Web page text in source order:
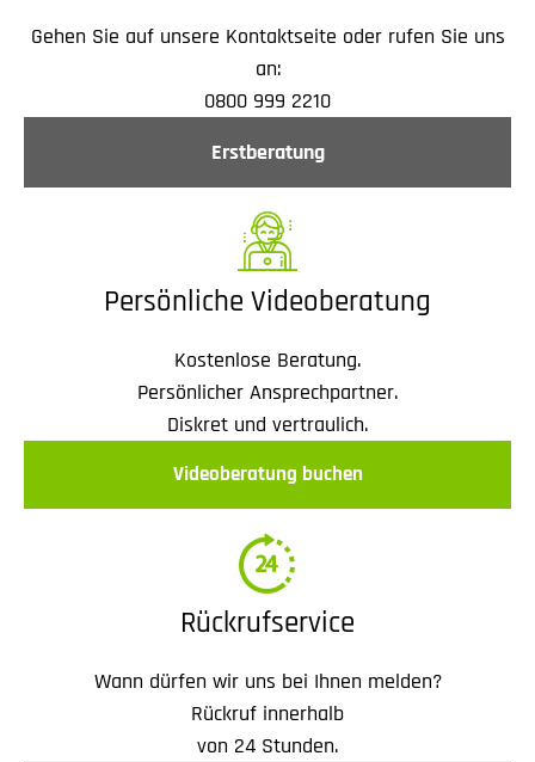
Gehen Sie auf unsere Kontaktseite oder rufen Sie uns
an:
0800 999 2210
Erstberatung
Persönliche Videoberatung
Kostenlose Beratung.
Persönlicher Ansprechpartner.
Diskret und vertraulich.
Videoberatung buchen
Rückrufservice
Wann dürfen wir uns bei Ihnen melden?
Rückruf innerhalb
von 24 Stunden.